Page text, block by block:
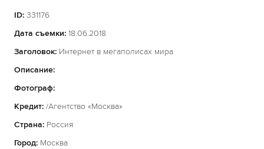
ID: 331176
Дата съемки: 18.06.2018
Заголовок: Интернет в мегаполисах мира
Описание:
Фотограф:
Кредит: /Агентство «Москва»
Страна: Россия
Город: Москва